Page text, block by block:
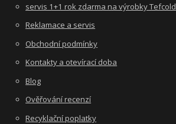
servis 1+1 rok zdarma na výrobky Tefcold
Reklamace a servis
Obchodní podmínky
Kontakty a otevírací doba
Blog
Ověřování recenzí
Recyklační poplatky